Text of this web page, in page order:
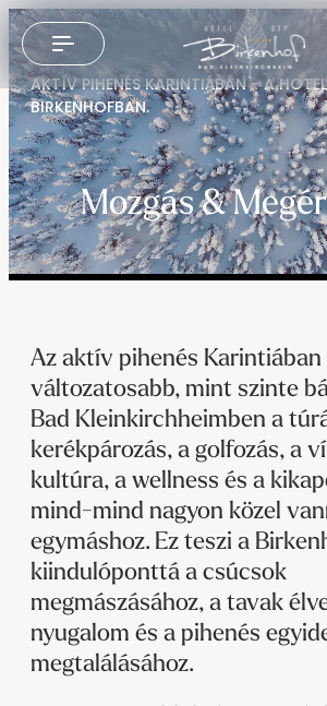
Ugrás a fő tartalomra AK + 1
Ugrás a menü navigációhoz AK + 2
Ugrás a lábléchez AK + 3
AKTÍV PIHENÉS KARINTIÁBAN - A
BIRKENHOFBAN.
Mozgás &
Az aktív pihenés Karintiában
változatosabb, mint szinte
Bad Kleinkirchheimben a
kerékpározás, a golfozás, a
kultúra, a wellness és a
mind-mind nagyon közel
egymáshoz. Ez teszi a
kiindulóponttá a csúcsok
megmászásához, a tavak
nyugalom és a pihenés
megtalálásához.